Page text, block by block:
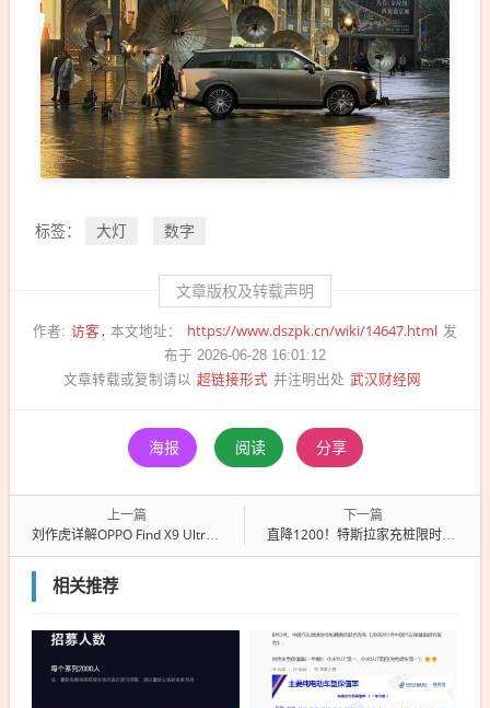
标签： 大灯 数字
文章版权及转载声明
作者: 访客 本文地址： https://www.dszpk.cn/wiki/14647.html 发
布于 2026-06-28 16:01:12
文章转载或复制请以 超链接形式 并注明出处 武汉财经网
海报 阅读 分享
上一篇
刘作虎详解OPPO Find X9 Ultra设计：让一台真正的哈苏落入口袋
下一篇
直降1200！特斯拉家充桩限时1599元 车主必冲
相关推荐